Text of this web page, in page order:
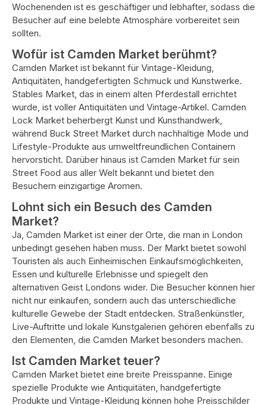
Wochenenden ist es geschäftiger und lebhafter, sodass die
Besucher auf eine belebte Atmosphäre vorbereitet sein
sollten.
Wofür ist Camden Market berühmt?
Camden Market ist bekannt für Vintage-Kleidung,
Antiquitäten, handgefertigten Schmuck und Kunstwerke.
Stables Market, das in einem alten Pferdestall errichtet
wurde, ist voller Antiquitäten und Vintage-Artikel. Camden
Lock Market beherbergt Kunst und Kunsthandwerk,
während Buck Street Market durch nachhaltige Mode und
Lifestyle-Produkte aus umweltfreundlichen Containern
hervorsticht. Darüber hinaus ist Camden Market für sein
Street Food aus aller Welt bekannt und bietet den
Besuchern einzigartige Aromen.
Lohnt sich ein Besuch des Camden
Market?
Ja, Camden Market ist einer der Orte, die man in London
unbedingt gesehen haben muss. Der Markt bietet sowohl
Touristen als auch Einheimischen Einkaufsmöglichkeiten,
Essen und kulturelle Erlebnisse und spiegelt den
alternativen Geist Londons wider. Die Besucher können hier
nicht nur einkaufen, sondern auch das unterschiedliche
kulturelle Gewebe der Stadt entdecken. Straßenkünstler,
Live-Auftritte und lokale Kunstgalerien gehören ebenfalls zu
den Elementen, die Camden Market besonders machen.
Ist Camden Market teuer?
Camden Market bietet eine breite Preisspanne. Einige
spezielle Produkte wie Antiquitäten, handgefertigte
Produkte und Vintage-Kleidung können hohe Preisschilder